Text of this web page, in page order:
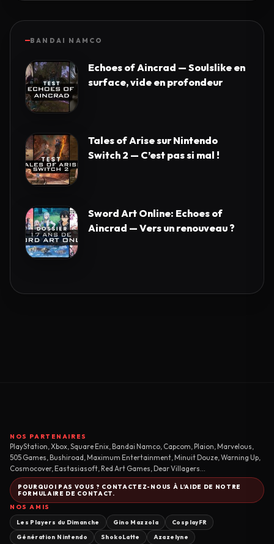
BANDAI NAMCO
Echoes of Aincrad — Soulslike en
surface, vide en profondeur
Tales of Arise sur Nintendo
Switch 2 — C’est pas si mal !
Sword Art Online: Echoes of
Aincrad — Vers un renouveau ?
NOS PARTENAIRES
PlayStation, Xbox, Square Enix, Bandai Namco, Capcom, Plaion, Marvelous,
505 Games, Bushiroad, Maximum Entertainment, Minuit Douze, Warning Up,
Cosmocover, Eastasiasoft, Red Art Games, Dear Villagers...
POURQUOI PAS VOUS ? CONTACTEZ-NOUS À L'AIDE DE NOTRE
FORMULAIRE DE CONTACT.
NOS AMIS
Les Players du Dimanche Gino Mazzola CosplayFR
Génération Nintendo ShokoLatte Azazelyne